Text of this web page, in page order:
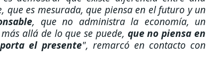
que es mesurada, que piensa en el futuro y un
, que no administra la economía, un
allá de lo que se puede, que no piensa en
el presente", remarcó en contacto con